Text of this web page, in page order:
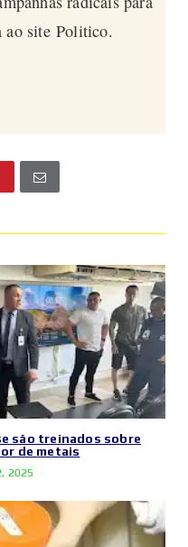
ao site Politico.
são treinados sobre
de metais
2025